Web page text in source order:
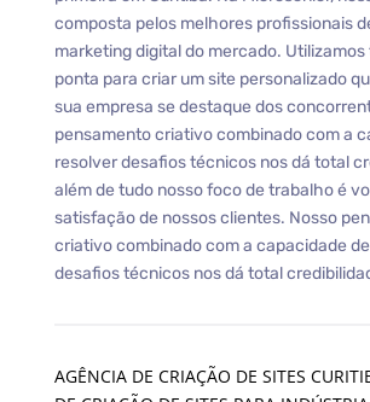
composta pelos melhores profissionais
marketing digital do mercado.
ponta para criar um site personalizado
sua empresa se destaque dos
pensamento criativo combinado com a
resolver desafios técnicos nos dá total
além de tudo nosso foco de trabalho é
satisfação de nossos clientes. Nosso
criativo combinado com a capacidade
desafios técnicos nos dá total
AGÊNCIA DE CRIAÇÃO DE SITES